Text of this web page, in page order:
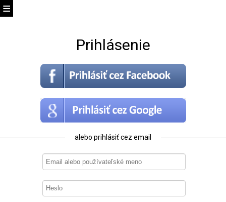
Prihlásenie
alebo prihlásiť cez email